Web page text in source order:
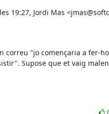
19:27, Jordi Mas
correu "jo començaria a fer-
Supose que et vaig